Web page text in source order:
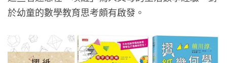
於幼童的數學教育思考頗有啟發。